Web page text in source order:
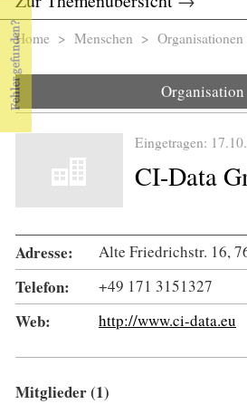
Sie sind hier
Home > Menschen > Organisationen
Organisation
Eingetragen:
CI-Data
Adresse: Alte Friedrichstr. 16,
Telefon: +49 171 3151327
Web: http://www.ci-data.eu
Mitglieder (1)